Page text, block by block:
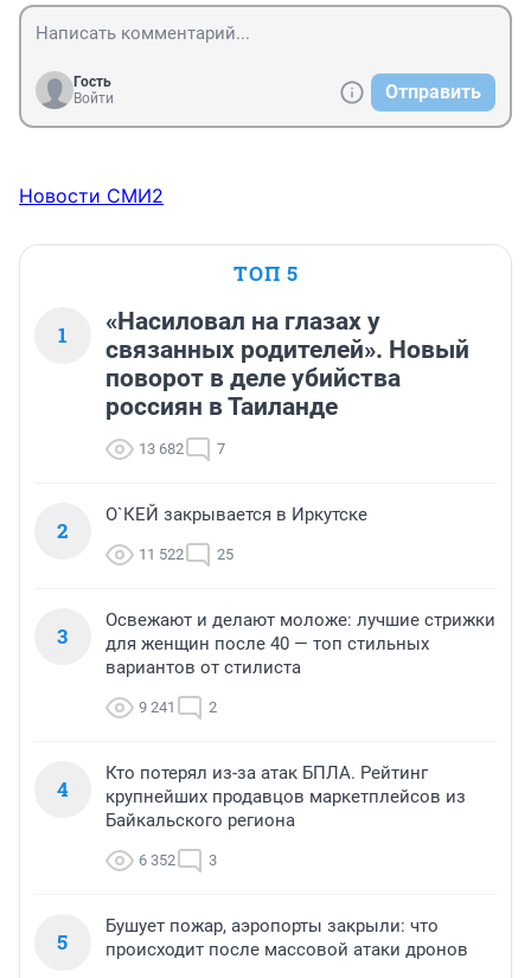
Гость
Войти
Отправить
Новости СМИ2
ТОП 5
1
«Насиловал на глазах у
связанных родителей». Новый
поворот в деле убийства
россиян в Таиланде
13 682 7
2
О`КЕЙ закрывается в Иркутске
11 522 25
3
Освежают и делают моложе: лучшие стрижки
для женщин после 40 — топ стильных
вариантов от стилиста
9 241 2
4
Кто потерял из-за атак БПЛА. Рейтинг
крупнейших продавцов маркетплейсов из
Байкальского региона
6 352 3
5
Бушует пожар, аэропорты закрыли: что
происходит после массовой атаки дронов